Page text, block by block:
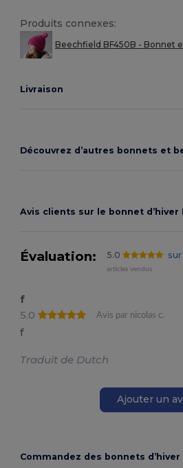
Produits connexes:
Beechfield BF450B - Bonnet
Livraison
Découvrez d’autres bonnets et
Avis clients sur le bonnet d’hiver
Évaluation: 5.0
articles vendus
f
5.0
Avis par nicolas c.
f
Traduit de Dutch
Ajouter un
Commandez des bonnets